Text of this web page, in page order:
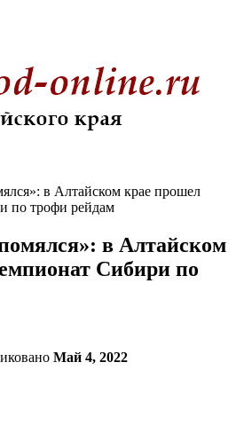
в Алтайском крае прошел
по трофи рейдам
в Алтайском
Сибири по
Май 4, 2022